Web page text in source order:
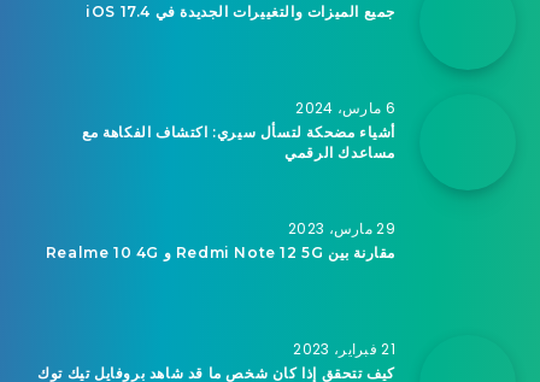
جميع الميزات والتغييرات الجديدة في iOS 17.4
6 مارس، 2024
أشياء مضحكة لتسأل سيري: اكتشاف الفكاهة مع
مساعدك الرقمي
29 مارس، 2023
مقارنة بين Redmi Note 12 5G و Realme 10 4G
21 فبراير، 2023
كيف تتحقق إذا كان شخص ما قد شاهد بروفايل تيك توك